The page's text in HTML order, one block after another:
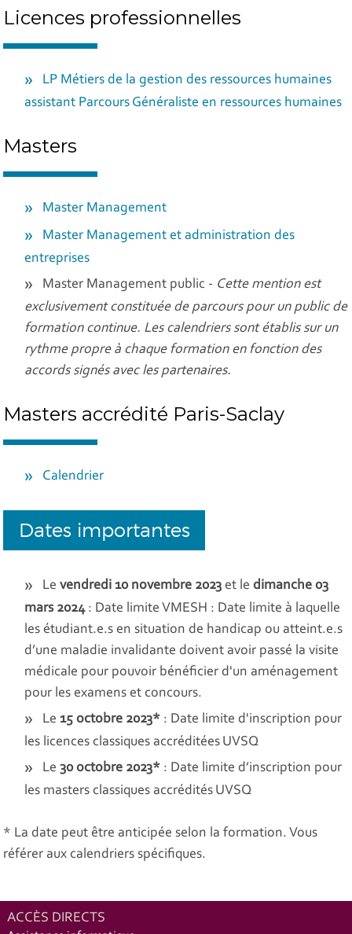
Licences professionnelles
LP Métiers de la gestion des ressources humaines
assistant Parcours Généraliste en ressources humaines
Masters
Master Management
Master Management et administration des
entreprises
Master Management public - Cette mention est
exclusivement constituée de parcours pour un public de
formation continue. Les calendriers sont établis sur un
rythme propre à chaque formation en fonction des
accords signés avec les partenaires.
Masters accrédité Paris-Saclay
Calendrier
Dates importantes
Levendredi 10 novembre 2023 et ledimanche 03
mars 2024: Date limite VMESH : Date limite à laquelle
les étudiant.e.s en situation de handicap ou atteint.e.s
d’une maladie invalidante doivent avoir passé la visite
médicale pour pouvoir bénéficier d'un aménagement
pour les examens et concours.
Le15 octobre 2023* : Date limite d'inscription pour
les licences classiques accréditées UVSQ
Le30 octobre 2023* : Date limite d’inscription pour
les masters classiques accrédités UVSQ
* La date peut être anticipée selon la formation. Vous
référer aux calendriers spécifiques.
ACCÈS DIRECTS